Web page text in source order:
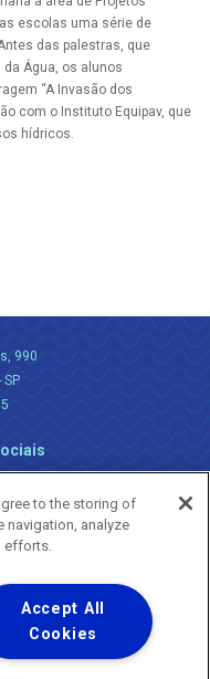
escolas uma série de
das palestras, que
Água, os alunos
“A Invasão dos
com o Instituto Equipav, que
hídricos.
990
SP
os Direitos Reservados.
a vida
to the storing of
navigation, analyze
efforts.
Accept All
Cookies